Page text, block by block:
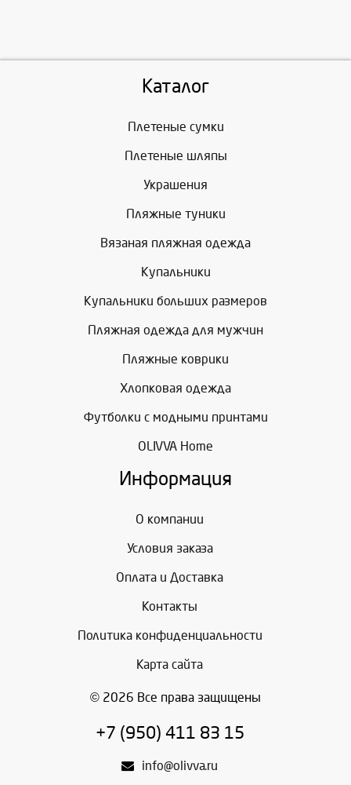
Каталог
Плетеные сумки
Плетеные шляпы
Украшения
Пляжные туники
Вязаная пляжная одежда
Купальники
Купальники больших размеров
Пляжная одежда для мужчин
Пляжные коврики
Хлопковая одежда
Футболки с модными принтами
OLIVVA Home
Информация
О компании
Условия заказа
Оплата и Доставка
Контакты
Политика конфиденциальности
Карта сайта
© 2026 Все права защищены
+7 (950) 411 83 15
info@olivva.ru